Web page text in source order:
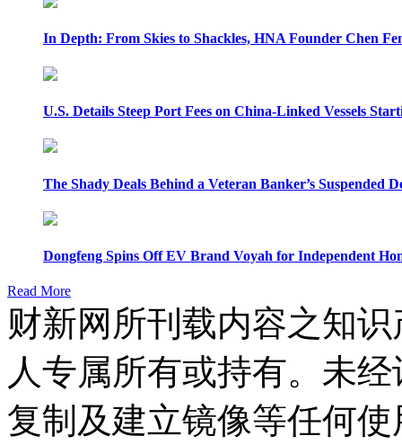
In Depth: From Skies to Shackles, HNA Founder Chen
U.S. Details Steep Port Fees on China-Linked Vessels
The Shady Deals Behind a Veteran Banker’s Suspended
Dongfeng Spins Off EV Brand Voyah for Independent
Read More
财新网所刊载内容之知
人专属所有或持有。未
复制及建立镜像等任何使